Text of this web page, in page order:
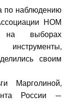
по наблюдению
НОМ
на выборах
своим
Марголиной,
России —